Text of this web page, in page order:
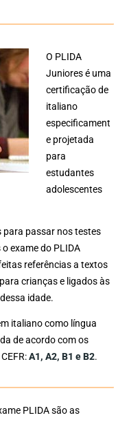
O PLIDA
Juniores é uma
certificação de
italiano
especificament
e projetada
para
estudantes
adolescentes
para passar nos testes
exame do PLIDA
referências a textos
crianças e ligados às
idade.
italiano como língua
de acordo com os
A1, A2, B1 e B2.
PLIDA são as